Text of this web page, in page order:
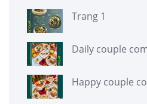
Trang 1
Daily couple
Happy couple